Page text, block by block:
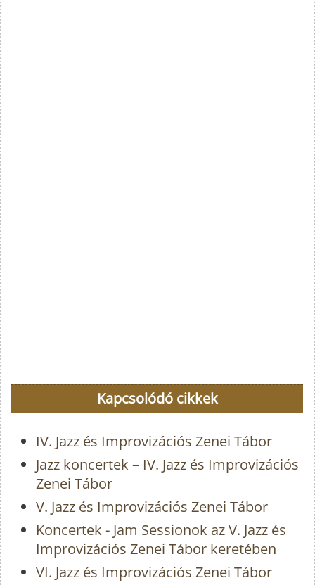
Kapcsolódó cikkek
IV. Jazz és Improvizációs Zenei Tábor
Jazz koncertek – IV. Jazz és Improvizációs
Zenei Tábor
V. Jazz és Improvizációs Zenei Tábor
Koncertek - Jam Sessionok az V. Jazz és
Improvizációs Zenei Tábor keretében
VI. Jazz és Improvizációs Zenei Tábor